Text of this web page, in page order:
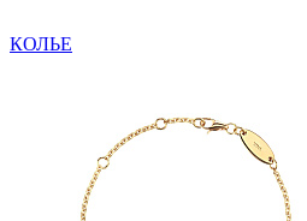
КОЛЬЕ